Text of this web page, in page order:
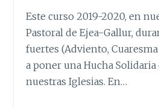
Este curso 2019-2020, en
Pastoral de Ejea-Gallur,
fuertes (Adviento, Cuaresma
a poner una Hucha Solidaria
nuestras Iglesias. En…